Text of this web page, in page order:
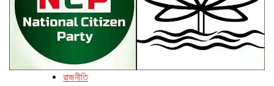
রাজনীতি